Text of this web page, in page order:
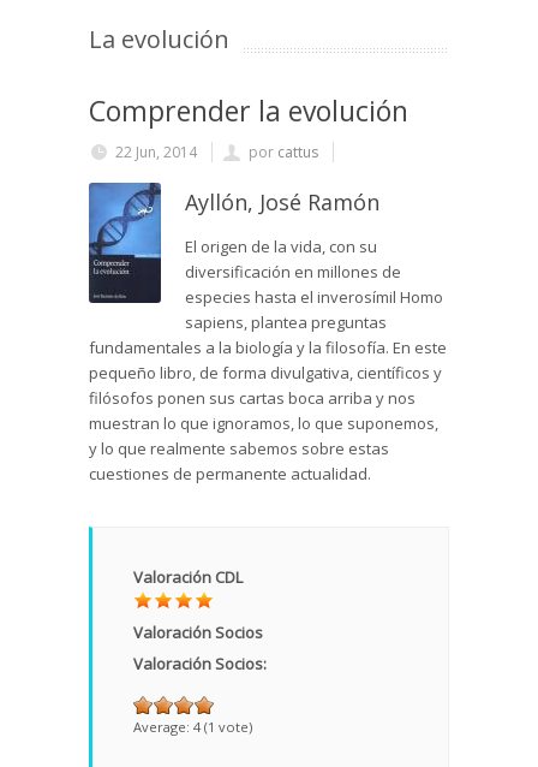
La evolución
Comprender la evolución
22 Jun, 2014 por cattus
Ayllón, José Ramón
El origen de la vida, con su
diversificación en millones de
especies hasta el inverosímil Homo
sapiens, plantea preguntas
fundamentales a la biología y la filosofía. En este
pequeño libro, de forma divulgativa, científicos y
filósofos ponen sus cartas boca arriba y nos
muestran lo que ignoramos, lo que suponemos,
y lo que realmente sabemos sobre estas
cuestiones de permanente actualidad.
Valoración CDL
Valoración Socios
Valoración Socios:
Average: 4 (1 vote)